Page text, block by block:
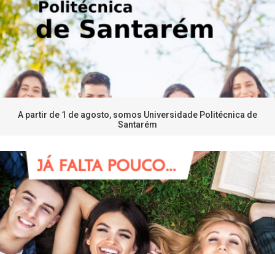
A partir de 1 de agosto, somos Universidade Politécnica de
Santarém